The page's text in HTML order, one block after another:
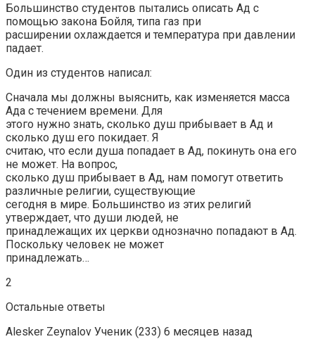
Большинство студентов пытались описать Ад с
помощью закона Бойля, типа газ при
расширении охлаждается и температура при давлении
падает.
Один из студентов написал:
Сначала мы должны выяснить, как изменяется масса
Ада с течением времени. Для
этого нужно знать, сколько душ прибывает в Ад и
сколько душ его покидает. Я
считаю, что если душа попадает в Ад, покинуть она его
не может. На вопрос,
сколько душ прибывает в Ад, нам помогут ответить
различные религии, существующие
сегодня в мире. Большинство из этих религий
утверждает, что души людей, не
принадлежащих их церкви однозначно попадают в Ад.
Поскольку человек не может
принадлежать…
2
Остальные ответы
Alesker Zeynalov Ученик (233) 6 месяцев назад